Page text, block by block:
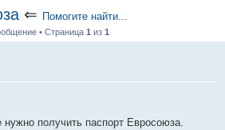
⇐ Помогите найти...
• Страница 1 из 1
получить паспорт Евросоюза.